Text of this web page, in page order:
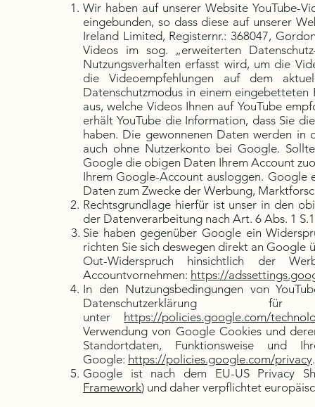
Wir haben auf unserer Website YouTube-
eingebunden, so dass diese auf unserer
Ireland Limited, Registernr.: 368047,
Videos im sog. „erweiterten
Nutzungsverhalten erfasst wird, um die
die Videoempfehlungen auf dem
Datenschutzmodus in einem
aus, welche Videos Ihnen auf YouTube
erhält YouTube die Information, dass Sie
haben. Die gewonnenen Daten werden
auch ohne Nutzerkonto bei Google.
Google die obigen Daten Ihrem Account
Ihrem Google-Account ausloggen. Google
Daten zum Zwecke der Werbung,
Rechtsgrundlage hierfür ist unser in den
der Datenverarbeitung nach Art. 6 Abs. 1
Sie haben gegenüber Google ein
richten Sie sich deswegen direkt an
Out-Widerspruch hinsichtlich der
Accountvornehmen: https://
In den Nutzungsbedingungen von
unter https://policies.google.com/
Verwendung von Google Cookies und
Standortdaten, Funktionsweise und
Google: https://policies.google.com/privacy.
Google ist nach dem EU-US Privacy
Framework) und daher verpflichtet